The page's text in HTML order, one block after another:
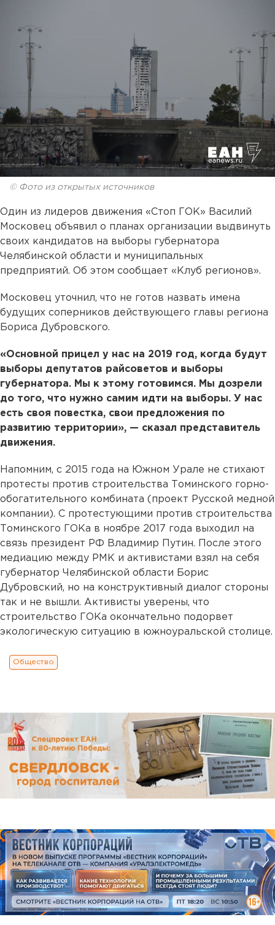
© Фото из открытых источников
Один из лидеров движения «Стоп ГОК» Василий
Московец объявил о планах организации выдвинуть
своих кандидатов на выборы губернатора
Челябинской области и муниципальных
предприятий. Об этом сообщает «Клуб регионов».
Московец уточнил, что не готов назвать имена
будущих соперников действующего главы региона
Бориса Дубровского.
«Основной прицел у нас на 2019 год, когда будут
выборы депутатов райсоветов и выборы
губернатора. Мы к этому готовимся. Мы дозрели
до того, что нужно самим идти на выборы. У нас
есть своя повестка, свои предложения по
развитию территории», — сказал представитель
движения.
Напомним, с 2015 года на Южном Урале не стихают
протесты против строительства Томинского горно-
обогатительного комбината (проект Русской медной
компании). С протестующими против строительства
Томинского ГОКа в ноябре 2017 года выходил на
связь президент РФ Владимир Путин. После этого
медиацию между РМК и активистами взял на себя
губернатор Челябинской области Борис
Дубровский, но на конструктивный диалог стороны
так и не вышли. Активисты уверены, что
строительство ГОКа окончательно подорвет
экологическую ситуацию в южноуральской столице.
Общество